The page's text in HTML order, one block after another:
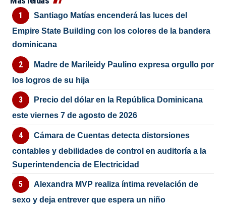
Santiago Matías encenderá las luces del
Empire State Building con los colores de la bandera
dominicana
Madre de Marileidy Paulino expresa orgullo por
los logros de su hija
Precio del dólar en la República Dominicana
este viernes 7 de agosto de 2026
Cámara de Cuentas detecta distorsiones
contables y debilidades de control en auditoría a la
Superintendencia de Electricidad
Alexandra MVP realiza íntima revelación de
sexo y deja entrever que espera un niño